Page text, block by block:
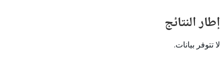
بيانات.